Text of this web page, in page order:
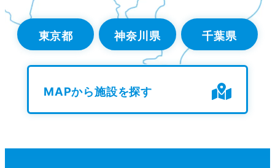
東京都 神奈川県 千葉県
MAPから施設を探す